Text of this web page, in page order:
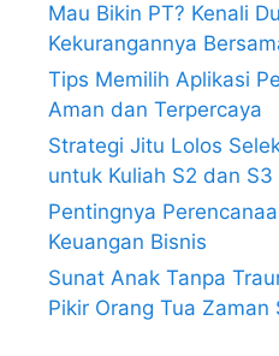
Mau Bikin PT? Kenali
Kekurangannya
Tips Memilih Aplikasi
Aman dan Terpercaya
Strategi Jitu Lolos
untuk Kuliah S2 dan S3
Pentingnya
Keuangan Bisnis
Sunat Anak Tanpa
Pikir Orang Tua Zaman